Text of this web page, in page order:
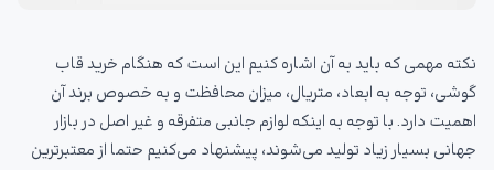
نکته مهمی که باید به آن اشاره کنیم این است که هنگام خرید قاب
گوشی، توجه به ابعاد، متریال، میزان محافظت و به خصوص برند آن
اهمیت دارد. با توجه به اینکه لوازم جانبی متفرقه و غیر اصل در بازار
جهانی بسیار زیاد تولید می‌شوند، پیشنهاد می‌کنیم حتما از معتبرترین